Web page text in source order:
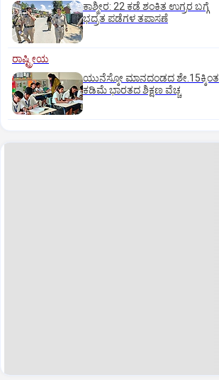
ಕಾಶ್ಮೀರ: 22 ಕಡೆ ಶಂಕಿತ ಉಗ್ರರ ಬಗ್ಗೆ
ಭದ್ರತ ಪಡೆಗಳ ತಪಾಸಣೆ
ರಾಷ್ಟ್ರೀಯ
ಯುನೆಸ್ಕೋ ಮಾನದಂಡದ ಶೇ.15ಕ್ಕಿಂತ
ಕಡಿಮೆ ಭಾರತದ ಶಿಕ್ಷಣ ವೆಚ್ಚ